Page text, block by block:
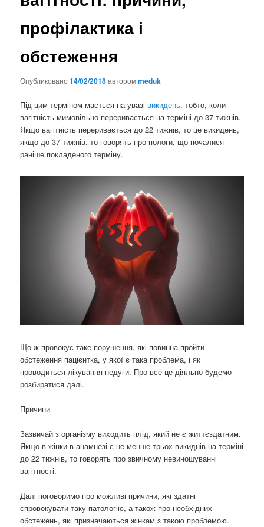
профілактика і
обстеження
Опубликовано14/02/2018авторомmeduk
Під цим терміном мається на увазі викидень, тобто, коли
вагітність мимовільно переривається на терміні до 37 тижнів.
Якщо вагітність переривається до 22 тижнів, то це викидень,
якщо до 37 тижнів, то говорять про пологи, що почалися
раніше покладеного терміну.
Що ж провокує таке порушення, які повинна пройти
обстеження пацієнтка, у якої є така проблема, і як
проводиться лікування недуги. Про все це діяльно будемо
розбиратися далі.
Причини
Зазвичай з організму виходить плід, який не є життєздатним.
Якщо в жінки в анамнезі є не менше трьох викиднів на терміні
до 22 тижнів, то говорять про звичному невиношуванні
вагітності.
Далі поговоримо про можливі причини, які здатні
спровокувати таку патологію, а також про необхідних
обстежень, які призначаються жінкам з такою проблемою.